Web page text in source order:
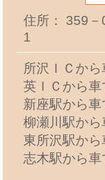
住所： 359
1
所沢ＩＣか
英ＩＣから車
新座駅から車
柳瀬川駅から
東所沢駅から
志木駅から車